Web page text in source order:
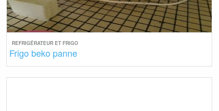
REFRIGÉRATEUR ET FRIGO
Frigo beko panne